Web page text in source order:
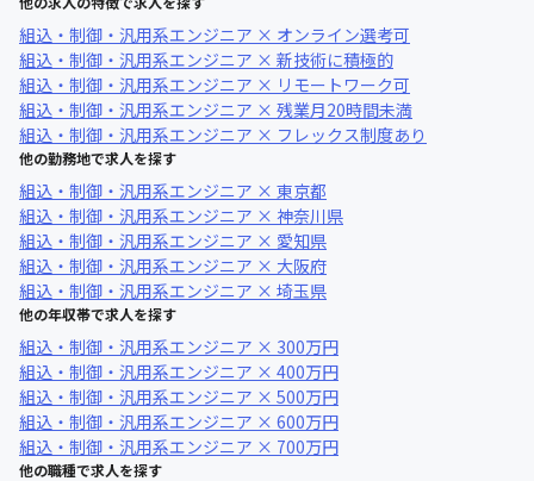
組込・制御・汎用系エンジニア × オンライン選考可
組込・制御・汎用系エンジニア × 新技術に積極的
組込・制御・汎用系エンジニア × リモートワーク可
組込・制御・汎用系エンジニア × 残業月20時間未満
組込・制御・汎用系エンジニア × フレックス制度あり
他の勤務地で求人を探す
組込・制御・汎用系エンジニア × 東京都
組込・制御・汎用系エンジニア × 神奈川県
組込・制御・汎用系エンジニア × 愛知県
組込・制御・汎用系エンジニア × 大阪府
組込・制御・汎用系エンジニア × 埼玉県
他の年収帯で求人を探す
組込・制御・汎用系エンジニア × 300万円
組込・制御・汎用系エンジニア × 400万円
組込・制御・汎用系エンジニア × 500万円
組込・制御・汎用系エンジニア × 600万円
組込・制御・汎用系エンジニア × 700万円
他の職種で求人を探す